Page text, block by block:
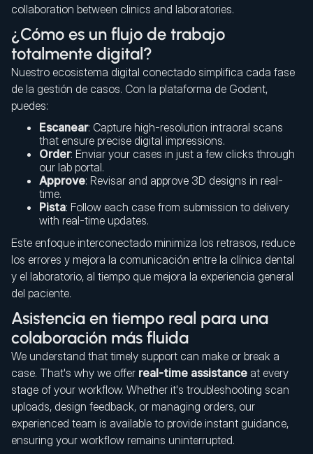
collaboration between clinics and laboratories.
¿Cómo es un flujo de trabajo
totalmente digital?
Nuestro ecosistema digital conectado simplifica cada fase
de la gestión de casos. Con la plataforma de Godent,
puedes:
Escanear: Capture high-resolution intraoral scans
that ensure precise digital impressions.
Order: Enviar your cases in just a few clicks through
our lab portal.
Approve: Revisar and approve 3D designs in real-
time.
Pista: Follow each case from submission to delivery
with real-time updates.
Este enfoque interconectado minimiza los retrasos, reduce
los errores y mejora la comunicación entre la clínica dental
y el laboratorio, al tiempo que mejora la experiencia general
del paciente.
Asistencia en tiempo real para una
colaboración más fluida
We understand that timely support can make or break a
case. That's why we offer real-time assistance at every
stage of your workflow. Whether it's troubleshooting scan
uploads, design feedback, or managing orders, our
experienced team is available to provide instant guidance,
ensuring your workflow remains uninterrupted.